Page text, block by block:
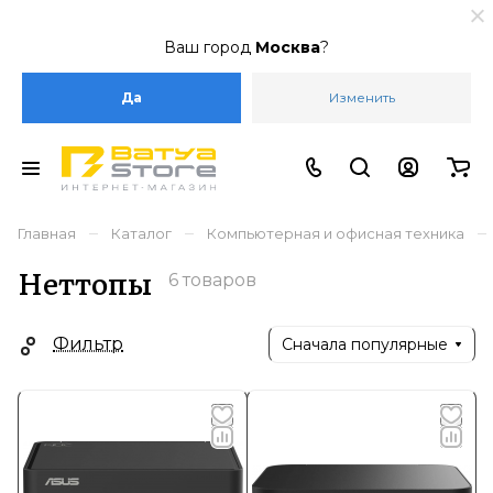
Ваш город Москва?
Да Изменить
Главная – Каталог – Компьютерная и офисная техника –
Неттопы 6 товаров
Фильтр Сначала популярные